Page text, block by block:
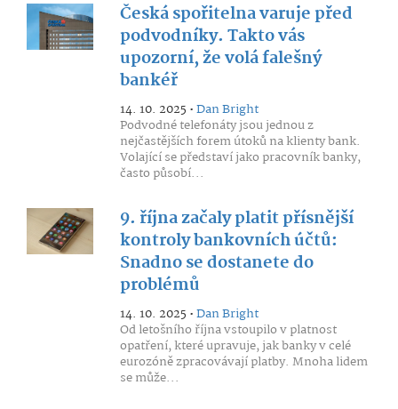
Česká spořitelna varuje před
podvodníky. Takto vás
upozorní, že volá falešný
bankéř
14. 10. 2025 •Dan Bright
Podvodné telefonáty jsou jednou z
nejčastějších forem útoků na klienty bank.
Volající se představí jako pracovník banky,
často působí...
9. října začaly platit přísnější
kontroly bankovních účtů:
Snadno se dostanete do
problémů
14. 10. 2025 •Dan Bright
Od letošního října vstoupilo v platnost
opatření, které upravuje, jak banky v celé
eurozóně zpracovávají platby. Mnoha lidem
se může...